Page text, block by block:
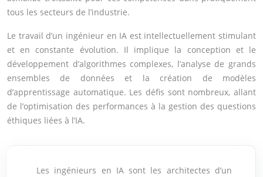
tous les secteurs de l’industrie.
Le travail d’un ingénieur en IA est intellectuellement stimulant
et en constante évolution. Il implique la conception et le
développement d’algorithmes complexes, l’analyse de grands
ensembles de données et la création de modèles
d’apprentissage automatique. Les défis sont nombreux, allant
de l’optimisation des performances à la gestion des questions
éthiques liées à l’IA.
Les ingénieurs en IA sont les architectes d’un